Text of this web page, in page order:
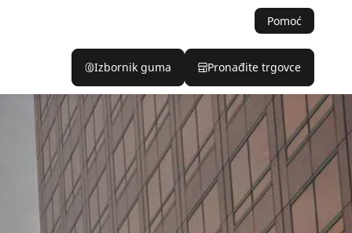
Pomoć
Izbornik guma Pronađite trgovce